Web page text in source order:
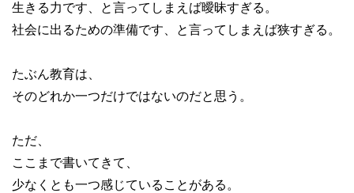
生きる力です、と言ってしまえば曖昧すぎる。
社会に出るための準備です、と言ってしまえば狭すぎる。
たぶん教育は、
そのどれか一つだけではないのだと思う。
ただ、
ここまで書いてきて、
少なくとも一つ感じていることがある。